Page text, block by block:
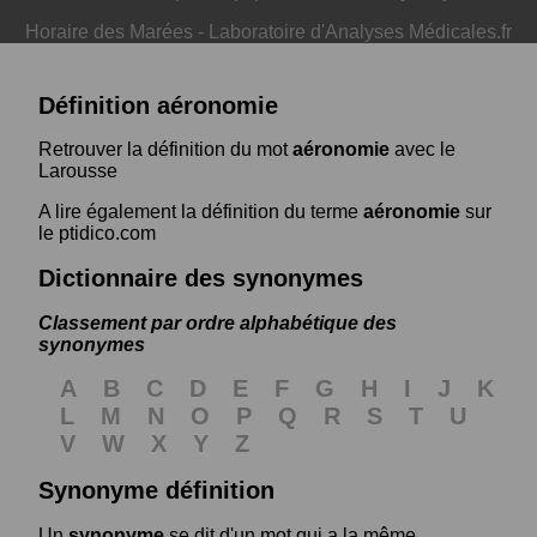
Horaire des Marées - Laboratoire d'Analyses Médicales.fr
Définition aéronomie
Retrouver la définition du motaéronomie avec le
Larousse
A lire également la définition du terme aéronomie sur
le ptidico.com
Dictionnaire des synonymes
Classement par ordre alphabétique des
synonymes
A B C D E F G H I J
K
L
M N O P Q R S T
U
V
W X Y
Z
Synonyme définition